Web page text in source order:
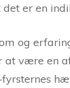
er en
og
at være en